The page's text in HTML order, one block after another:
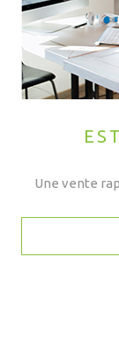
Une vente